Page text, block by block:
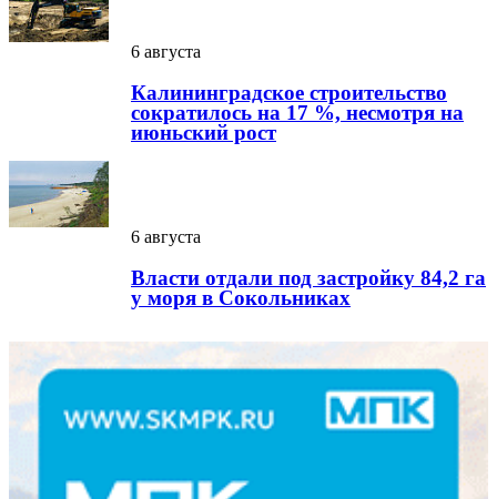
6 августа
Калининградское строительство
сократилось на 17 %, несмотря на
июньский рост
6 августа
Власти отдали под застройку 84,2 га
у моря в Сокольниках